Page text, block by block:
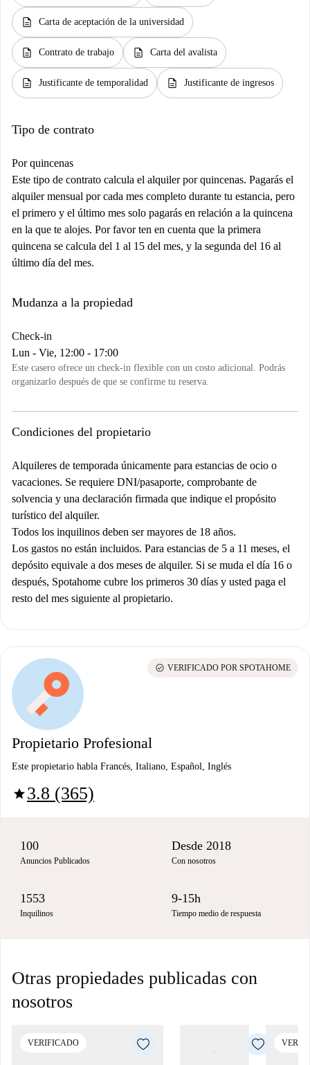
description Carta de aceptación de la universidad
description Contrato de trabajo description Carta del avalista
description Justificante de temporalidad description Justificante de ingresos
Tipo de contrato
Por quincenas
Este tipo de contrato calcula el alquiler por quincenas. Pagarás el
alquiler mensual por cada mes completo durante tu estancia, pero
el primero y el último mes solo pagarás en relación a la quincena
en la que te alojes. Por favor ten en cuenta que la primera
quincena se calcula del 1 al 15 del mes, y la segunda del 16 al
último día del mes.
Mudanza a la propiedad
Check-in
Lun - Vie, 12:00 - 17:00
Este casero ofrece un check-in flexible con un costo adicional. Podrás
organizarlo después de que se confirme tu reserva.
Condiciones del propietario
Alquileres de temporada únicamente para estancias de ocio o
vacaciones. Se requiere DNI/pasaporte, comprobante de
solvencia y una declaración firmada que indique el propósito
turístico del alquiler.
Todos los inquilinos deben ser mayores de 18 años.
Los gastos no están incluidos. Para estancias de 5 a 11 meses, el
depósito equivale a dos meses de alquiler. Si se muda el día 16 o
después, Spotahome cubre los primeros 30 días y usted paga el
resto del mes siguiente al propietario.
Propietario Profesional
Este propietario habla Francés, Italiano, Español, Inglés
star3.8 (365)
check_circle VERIFICADO POR SPOTAHOME
100
Anuncios Publicados
Desde 2018
Con nosotros
1553
Inquilinos
9-15h
Tiempo medio de respuesta
Otras propiedades publicadas con
nosotros
VERIFICADO